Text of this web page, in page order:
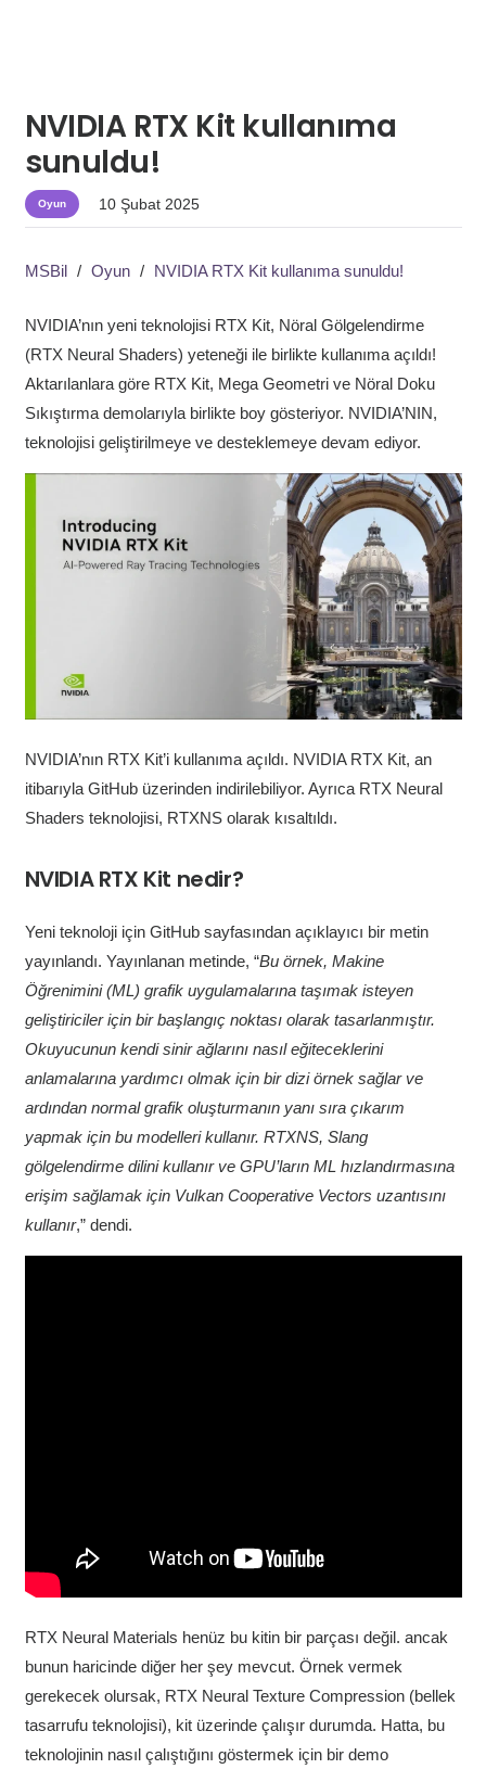
NVIDIA RTX Kit kullanıma
sunuldu!
Oyun 10 Şubat 2025
MSBil / Oyun / NVIDIA RTX Kit kullanıma sunuldu!
NVIDIA’nın yeni teknolojisi RTX Kit, Nöral Gölgelendirme
(RTX Neural Shaders) yeteneği ile birlikte kullanıma açıldı!
Aktarılanlara göre RTX Kit, Mega Geometri ve Nöral Doku
Sıkıştırma demolarıyla birlikte boy gösteriyor. NVIDIA’NIN,
teknolojisi geliştirilmeye ve desteklemeye devam ediyor.
NVIDIA’nın RTX Kit’i kullanıma açıldı. NVIDIA RTX Kit, an
itibarıyla GitHub üzerinden indirilebiliyor. Ayrıca RTX Neural
Shaders teknolojisi, RTXNS olarak kısaltıldı.
NVIDIA RTX Kit nedir?
Yeni teknoloji için GitHub sayfasından açıklayıcı bir metin
yayınlandı. Yayınlanan metinde, “Bu örnek, Makine
Öğrenimini (ML) grafik uygulamalarına taşımak isteyen
geliştiriciler için bir başlangıç noktası olarak tasarlanmıştır.
Okuyucunun kendi sinir ağlarını nasıl eğiteceklerini
anlamalarına yardımcı olmak için bir dizi örnek sağlar ve
ardından normal grafik oluşturmanın yanı sıra çıkarım
yapmak için bu modelleri kullanır. RTXNS, Slang
gölgelendirme dilini kullanır ve GPU’ların ML hızlandırmasına
erişim sağlamak için Vulkan Cooperative Vectors uzantısını
kullanır,” dendi.
RTX Neural Materials henüz bu kitin bir parçası değil. ancak
bunun haricinde diğer her şey mevcut. Örnek vermek
gerekecek olursak, RTX Neural Texture Compression (bellek
tasarrufu teknolojisi), kit üzerinde çalışır durumda. Hatta, bu
teknolojinin nasıl çalıştığını göstermek için bir demo